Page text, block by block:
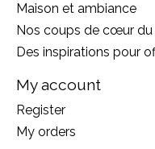
Maison et ambiance
Nos coups de cœur
Des inspirations pour
My account
Register
My orders